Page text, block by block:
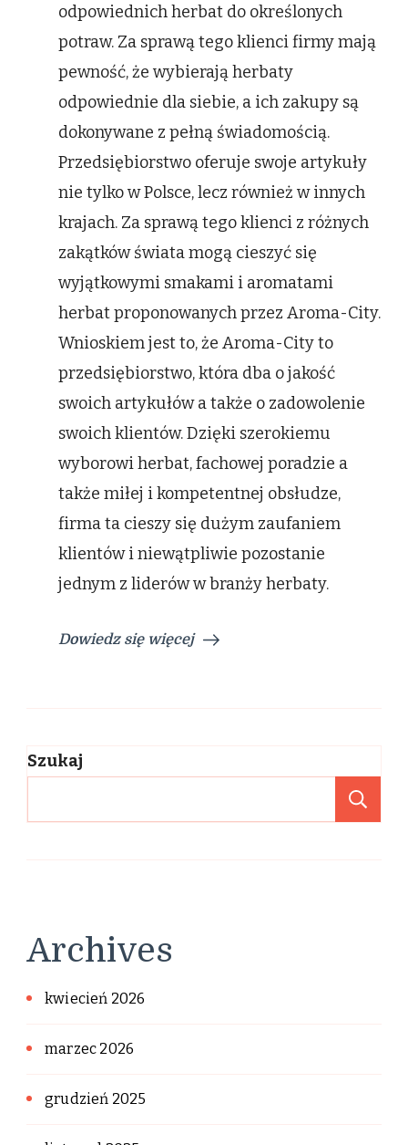
odpowiednich herbat do określonych
potraw. Za sprawą tego klienci firmy mają
pewność, że wybierają herbaty
odpowiednie dla siebie, a ich zakupy są
dokonywane z pełną świadomością.
Przedsiębiorstwo oferuje swoje artykuły
nie tylko w Polsce, lecz również w innych
krajach. Za sprawą tego klienci z różnych
zakątków świata mogą cieszyć się
wyjątkowymi smakami i aromatami
herbat proponowanych przez Aroma-City.
Wnioskiem jest to, że Aroma-City to
przedsiębiorstwo, która dba o jakość
swoich artykułów a także o zadowolenie
swoich klientów. Dzięki szerokiemu
wyborowi herbat, fachowej poradzie a
także miłej i kompetentnej obsłudze,
firma ta cieszy się dużym zaufaniem
klientów i niewątpliwie pozostanie
jednym z liderów w branży herbaty.
Dowiedz się więcej
Szukaj
Archives
kwiecień 2026
marzec 2026
grudzień 2025